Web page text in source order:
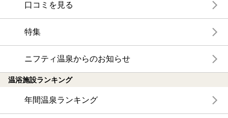
口コミを見る
特集
ニフティ温泉からのお知らせ
温浴施設ランキング
年間温泉ランキング